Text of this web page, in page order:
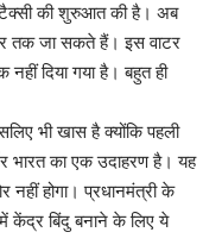
टैक्सी की शुरुआत की है। अब
तक जा सकते हैं। इस वाटर
दिया गया है। बहुत ही
भी खास है क्योंकि पहली
भारत का एक उदाहरण है। यह
होगा। प्रधानमंत्री के
में केंद्र बिंदु बनाने के लिए ये